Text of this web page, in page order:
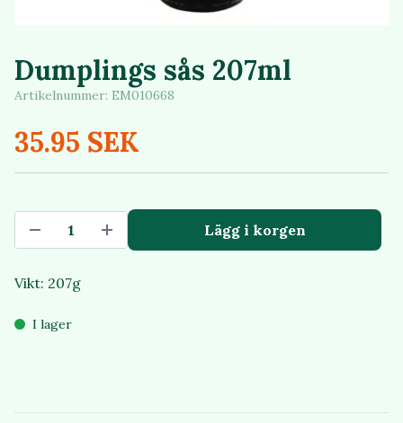
Dumplings sås 207ml
Artikelnummer: EM010668
35.95 SEK
Lägg i korgen
Vikt: 207g
I lager